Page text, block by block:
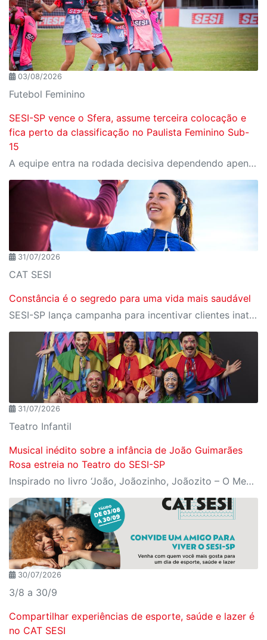
03/08/2026
Futebol Feminino
SESI-SP vence o Sfera, assume terceira colocação e
fica perto da classificação no Paulista Feminino Sub-
15
A equipe entra na rodada decisiva dependendo apenas de seus próprios resultados para avançar ao mata-mata
31/07/2026
CAT SESI
Constância é o segredo para uma vida mais saudável
SESI-SP lança campanha para incentivar clientes inativos a retomarem a prática de atividades físicas, esporte e lazer com benefícios exclusivos
31/07/2026
Teatro Infantil
Musical inédito sobre a infância de João Guimarães
Rosa estreia no Teatro do SESI-SP
Inspirado no livro ‘João, Joãozinho, Joãozito – O Menino Encantado’, de Claudio Fragata, com direção e dramaturgia de Márcio Araújo, espetáculo acompanha os primeiros anos de vida do escritor mineiro e transforma sua infância em uma celebração da imaginação, da leitura e da cultura popular brasileira
30/07/2026
3/8 a 30/9
Compartilhar experiências de esporte, saúde e lazer é
no CAT SESI